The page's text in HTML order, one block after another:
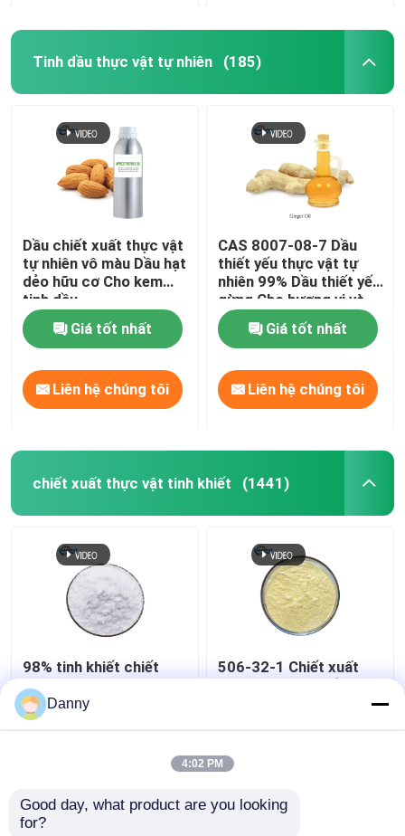
Tinh dầu thực vật tự nhiên (185)
Dầu chiết xuất thực vật
tự nhiên vô màu Dầu hạt
dẻo hữu cơ Cho kem
tinh dầu
Giá tốt nhất
Liên hệ chúng tôi
CAS 8007-08-7 Dầu
thiết yếu thực vật tự
nhiên 99% Dầu thiết yếu
gừng Cho hương vị và
nước hoa thực phẩm
Giá tốt nhất
Liên hệ chúng tôi
chiết xuất thực vật tinh khiết (1441)
98% tinh khiết chiết
xuất thực vật tập trung
bột màu da trắng bột
làm ẩm
Liên hệ chúng tôi
506-32-1 Chiết xuất
thực vật tinh khiết
Liên hệ chúng tôi
Danny
4:02 PM
Good day, what product are you looking
for?